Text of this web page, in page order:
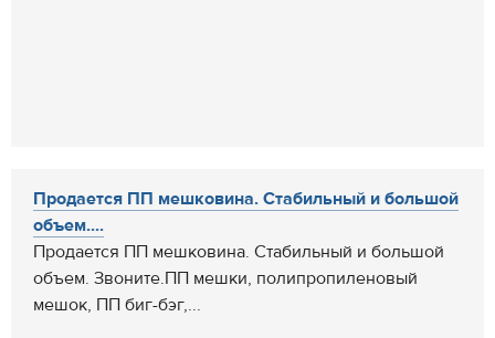
Продается ПП мешковина. Стабильный и большой
объем....
Продается ПП мешковина. Стабильный и большой
объем. Звоните.ПП мешки, полипропиленовый
мешок, ПП биг-бэг,...